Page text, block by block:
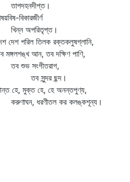
বিকারজীর্ণ
অপরিতৃপ্ত।
পরিল তিলক রক্তকলুষগ্লানি,
আন, তব দক্ষিণ পাণি,
সংগীতরাগ,
ছন্দ।
মুক্ত হে, হে অনন্তপুণ্য,
ধরণীতল কর কলঙ্কশূন্য।